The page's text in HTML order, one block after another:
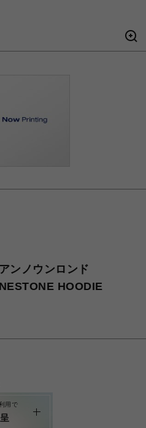
ンノウンロンド
HOODIE
用で